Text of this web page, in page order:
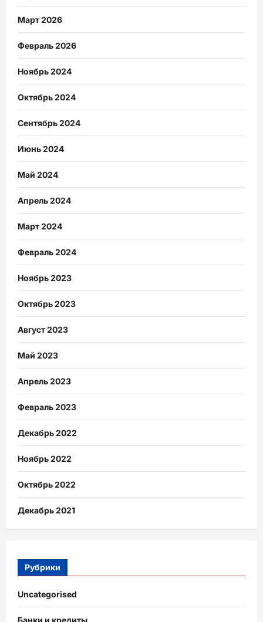
Март 2026
Февраль 2026
Ноябрь 2024
Октябрь 2024
Сентябрь 2024
Июнь 2024
Май 2024
Апрель 2024
Март 2024
Февраль 2024
Ноябрь 2023
Октябрь 2023
Август 2023
Май 2023
Апрель 2023
Февраль 2023
Декабрь 2022
Ноябрь 2022
Октябрь 2022
Декабрь 2021
Рубрики
Uncategorised
Банки и кредиты